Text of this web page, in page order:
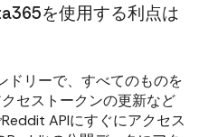
を使用する利点は
リーで、すべてのものを
セストークンの更新など
APIにすぐにアクセス